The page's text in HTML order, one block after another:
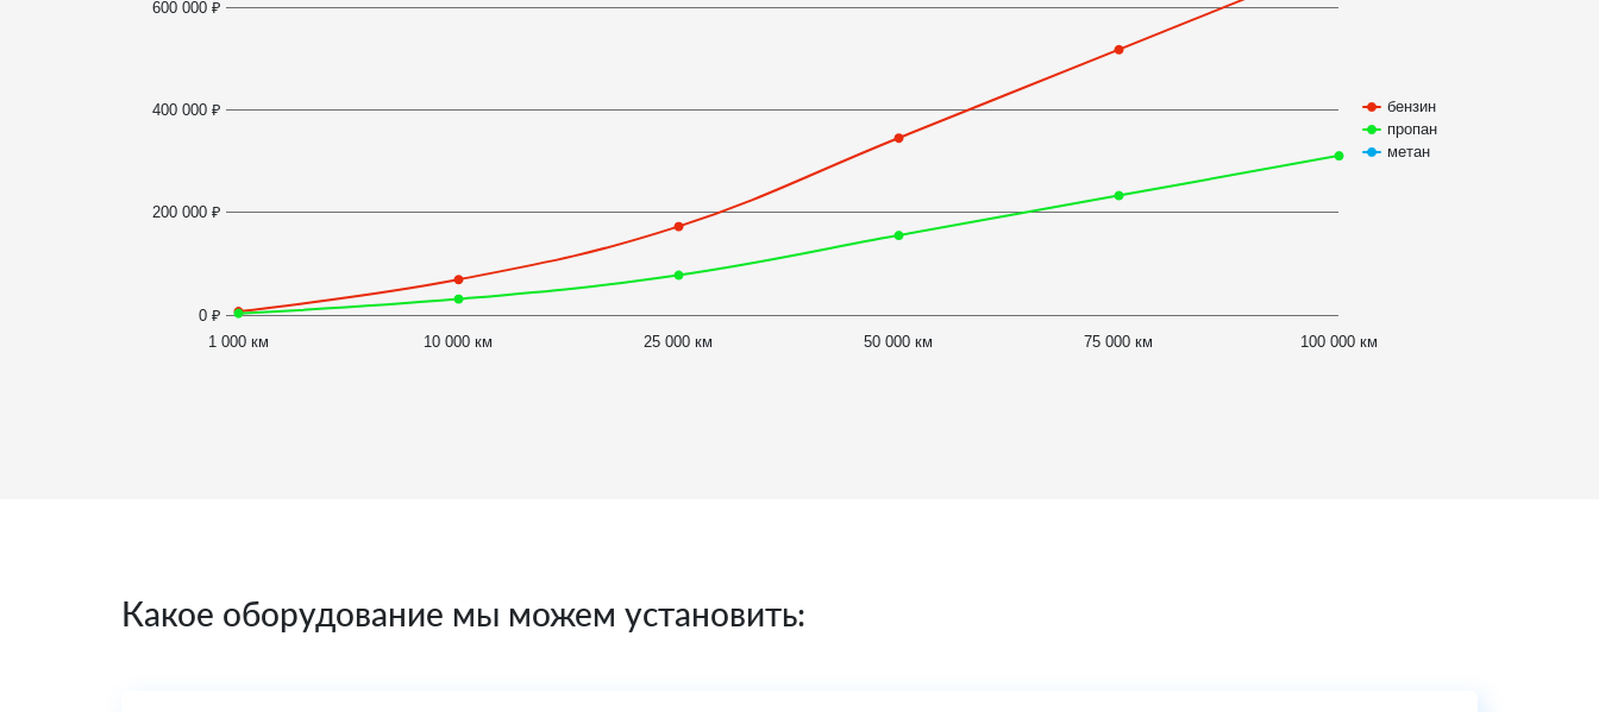
бензин
пропан
метан
1 000 км 10 000 км 25 000 км 50 000 км 75 000 км 100 000 км
0 ₽
200 000 ₽
400 000 ₽
600 000 ₽
Какое оборудование мы можем установить: